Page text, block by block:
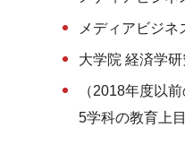
メディアビジ
大学院 経済学
（2018年度以
5学科の教育上